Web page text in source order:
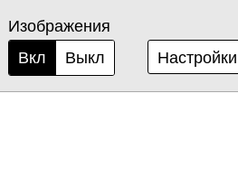
Изображения
Вкл
Выкл Настройки